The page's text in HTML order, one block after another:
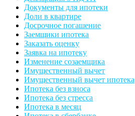
Документы для ипотеки
Доли в квартире
Досрочное погашение
Заемщики ипотека
Заказать оценку
Заявка на ипотеку
Изменение созаемщика
Имущественный вычет
Имущественный вычет ипотека
Ипотека без взноса
Ипотека без стресса
Ипотека в месяц